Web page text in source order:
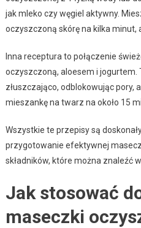
jak mleko czy węgiel aktywny.
oczyszczoną skórę na kilka minut,
Inna receptura to połączenie
oczyszczoną, aloesem i jogurtem.
złuszczająco, odblokowując pory,
mieszankę na twarz na około 15
Wszystkie te przepisy są
przygotowanie efektywnej
składników, które można znaleźć
Jak stosować
maseczki